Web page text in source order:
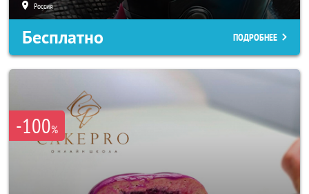
Россия
Бесплатно ПОДРОБНЕЕ
-100%